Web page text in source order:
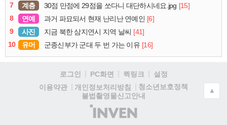
7
계층 30점 만점에 29점을 쏘다니 대단하시네요.jpg [15]
8
연예 과거 파묘되서 현재 난리난 연예인 [6]
9
사진 지금 북한 삼지연시 지역 날씨 [41]
10
유머 군종신부가 군대 두 번 가는 이유 [16]
로그인 PC화면 퀵링크
설정
이용약관
개인정보처리방침
청소년보호정책
불법촬영물신고안내
(주)
인
▲